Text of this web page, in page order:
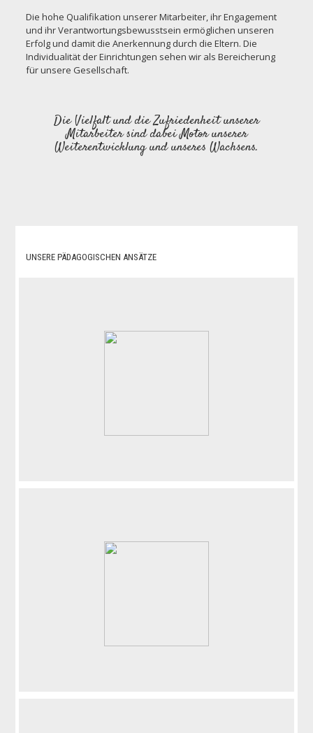
Die hohe Qualifikation unserer Mitarbeiter, ihr Engagement
und ihr Verantwortungsbewusstsein ermöglichen unseren
Erfolg und damit die Anerkennung durch die Eltern. Die
Individualität der Einrichtungen sehen wir als Bereicherung
für unsere Gesellschaft.
Die Vielfalt und die Zufriedenheit unserer
Mitarbeiter sind dabei Motor unserer
Weiterentwicklung und unseres Wachsens.
UNSERE PÄDAGOGISCHEN ANSÄTZE